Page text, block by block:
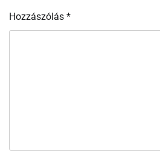
Hozzászólás *